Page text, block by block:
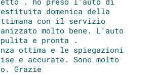
domenica della
con il servizio
molto bene. L'auto
e pronta .
ottima e le spiegazioni
e accurate. Sono molto
Grazie